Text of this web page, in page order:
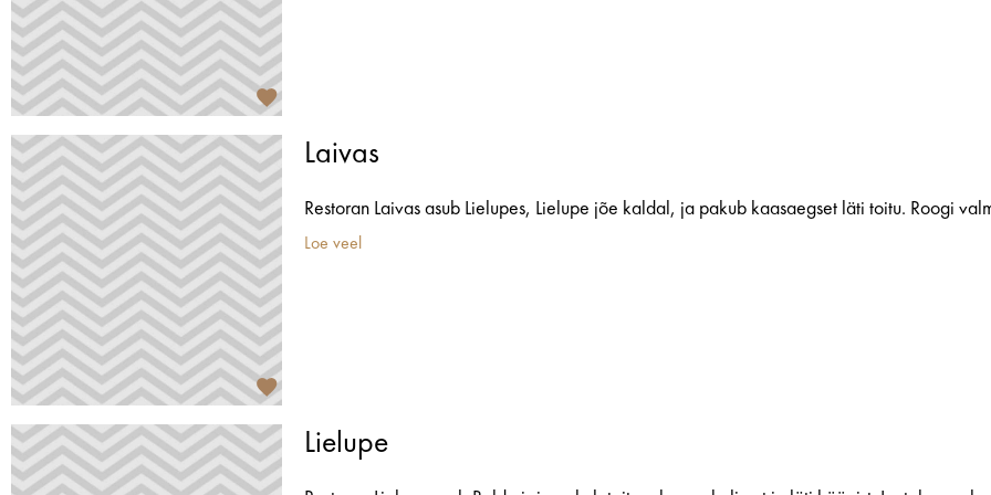
Laivas
Restoran Laivas asub Lielupes, Lielupe jõe kaldal, ja pakub kaasaegset läti toitu. Roogi
Loe veel
Lielupe